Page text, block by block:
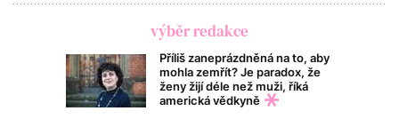
výběr redakce
Příliš zaneprázdněná na to, aby
mohla zemřít? Je paradox, že
ženy žijí déle než muži, říká
americká vědkyně